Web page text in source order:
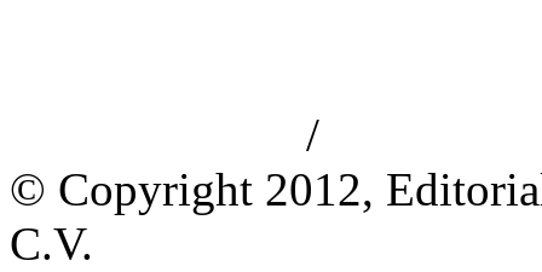
/
© Copyright 2012,
C.V.